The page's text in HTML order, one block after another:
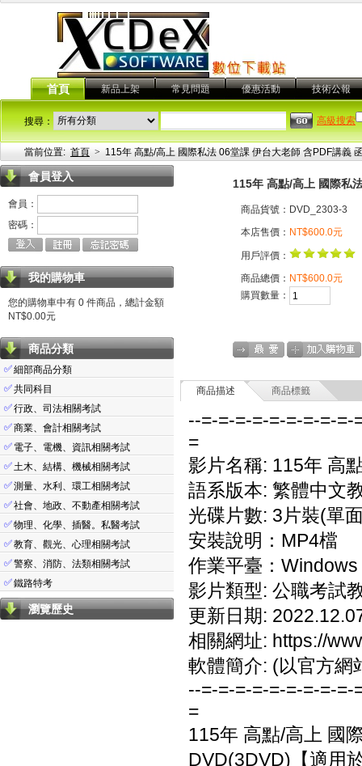
首頁 新品上架 常見問題 優惠活動 技術公報
搜尋： 高級搜索
當前位置: 首頁 > 115年 高點/高上 國際私法 06堂課 伊台大老師 含PDF講義
會員登入
會員：
密碼：
我的購物車
您的購物車中有 0 件商品，總計金額
NT$0.00元
商品分類
✅細部商品分類
✅共同科目
✅行政、司法相關考試
✅商業、會計相關考試
✅ 電子、電機、資訊相關考試
✅土木、結構、機械相關考試
✅測量、水利、環工相關考試
✅社會、地政、不動產相關考試
✅物理、化學、插醫。私醫考試
✅教育、觀光、心理相關考試
✅警察、消防、法類相關考試
✅鐵路特考
瀏覽歷史
115年 高點/高上 國際私
商品貨號：DVD_2303-3
本店售價： NT$600.0元
用戶評價：
商品總價： NT$600.0元
購買數量：
商品描述 商品標籤
--=-=-=-=-=-=-=-=-=-
=
影片名稱: 115年 高
語系版本: 繁體中文
光碟片數: 3片裝(單
安裝說明：MP4檔
作業平臺：
影片類型: 公職考試
更新日期:
相關網址: https://
軟體簡介: (以官方網
--=-=-=-=-=-=-=-=-=-
=
115年 高點/高上 國
DVD(3DVD)【適用